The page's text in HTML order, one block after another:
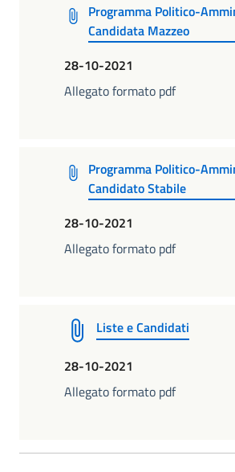
Programma Politico-
Candidata Mazzeo
28-10-2021
Allegato formato pdf
Programma Politico-
Candidato Stabile
28-10-2021
Allegato formato pdf
Liste e Candidati
28-10-2021
Allegato formato pdf